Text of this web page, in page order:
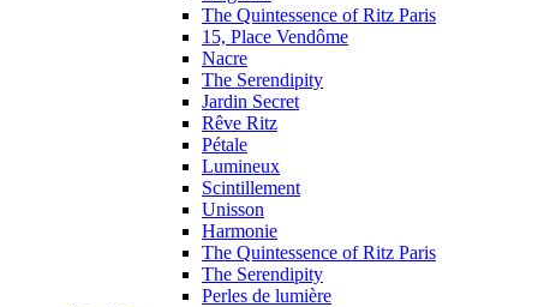
The Quintessence of Ritz Paris
15, Place Vendôme
Nacre
The Serendipity
Jardin Secret
Rêve Ritz
Pétale
Lumineux
Scintillement
Unisson
Harmonie
The Quintessence of Ritz Paris
The Serendipity
Perles de lumière